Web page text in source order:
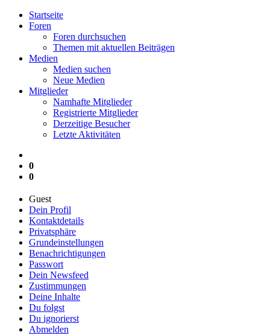
Startseite
Foren
Foren durchsuchen
Themen mit aktuellen Beiträgen
Medien
Medien suchen
Neue Medien
Mitglieder
Namhafte Mitglieder
Registrierte Mitglieder
Derzeitige Besucher
Letzte Aktivitäten
0
0
Guest
Dein Profil
Kontaktdetails
Privatsphäre
Grundeinstellungen
Benachrichtigungen
Passwort
Dein Newsfeed
Zustimmungen
Deine Inhalte
Du folgst
Du ignorierst
Abmelden